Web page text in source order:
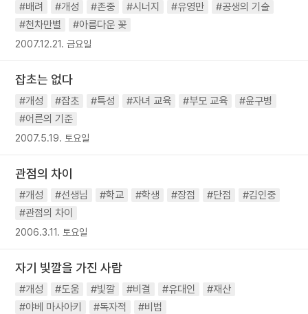
#배려 #개성 #존중 #시너지 #유영만
#공생의 기술
#천차만별
#아름다운 꽃
2007.12.21. 금요일
잡초는 없다
#개성 #잡초 #특성 #자녀 교육 #부모 교육
#윤구병
#어른의 기준
2007.5.19. 토요일
관점의 차이
#개성 #선생님 #학교 #학생 #장점 #단점
#김인중
#관점의 차이
2006.3.11. 토요일
자기 빛깔을 가진 사람
#개성 #도움 #빛깔 #비결 #유대인
#재산
#야베 마사아키
#독자적 #비법